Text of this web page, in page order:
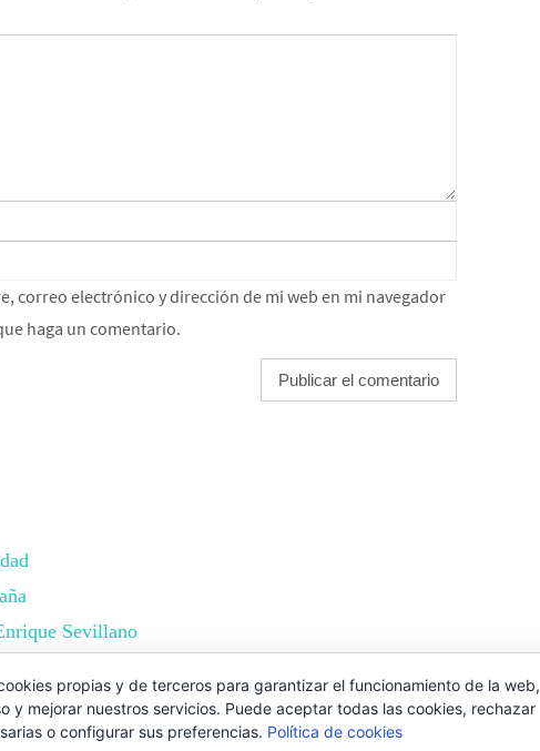
correo electrónico y dirección de mi web en mi navegador
haga un comentario.
Sevillano
propias y de terceros para garantizar el funcionamiento de la web,
y mejorar nuestros servicios. Puede aceptar todas las cookies, rechazar
o configurar sus preferencias. Política de cookies